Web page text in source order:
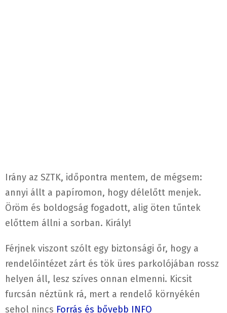
Irány az SZTK, időpontra mentem, de mégsem:
annyi állt a papíromon, hogy délelőtt menjek.
Öröm és boldogság fogadott, alig öten tűntek
előttem állni a sorban. Király!
Férjnek viszont szólt egy biztonsági őr, hogy a
rendelőintézet zárt és tök üres parkolójában rossz
helyen áll, lesz szíves onnan elmenni. Kicsit
furcsán néztünk rá, mert a rendelő környékén
sehol nincs Forrás és bővebb INFO